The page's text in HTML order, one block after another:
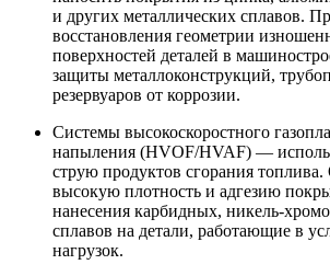
и других металлических сплавов.
восстановления геометрии
поверхностей деталей в
защиты металлоконструкций,
резервуаров от коррозии.
Системы высокоскоростного
напыления (HVOF/HVAF) —
струю продуктов сгорания
высокую плотность и адгезию
нанесения карбидных, никель-
сплавов на детали, работающие в
нагрузок.